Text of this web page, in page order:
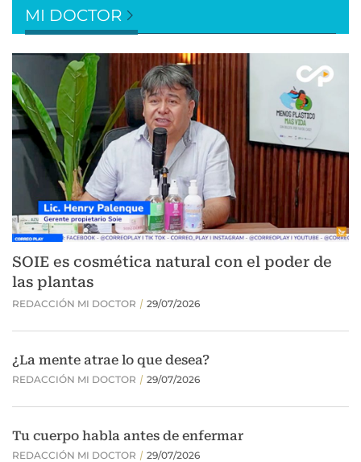
MI DOCTOR